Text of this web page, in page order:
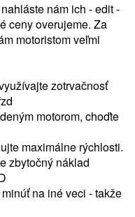
nám ich - edit -
ceny overujeme. Za
motoristom veľmi
zotrvačnosť
motorom, choďte
maximálne rýchlosti.
zbytočný náklad
na iné veci - takže